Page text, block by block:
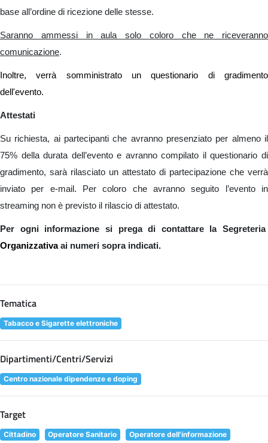
base all’ordine di ricezione delle stesse.
Saranno ammessi in aula solo coloro che ne riceveranno
comunicazione.
Inoltre, verrà somministrato un questionario di gradimento
dell'evento.
Attestati
Su richiesta, ai partecipanti che avranno presenziato per almeno il
75% della durata dell’evento e avranno compilato il questionario di
gradimento, sarà rilasciato un attestato di partecipazione che verrà
inviato per e-mail. Per coloro che avranno seguito l’evento in
streaming non è previsto il rilascio di attestato.
Per ogni informazione si prega di contattare la Segreteria
Organizzativaai numeri sopra indicati.
Tematica
Tabacco e Sigarette elettroniche
Dipartimenti/Centri/Servizi
Centro nazionale dipendenze e doping
Target
Cittadino Operatore Sanitario Operatore dell'informazione